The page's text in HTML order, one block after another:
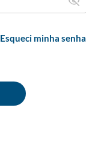
Esqueci minha senha